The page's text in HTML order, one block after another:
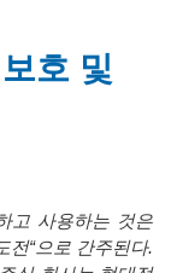
호 및
고 사용하는 것은
전“으로 간주된다.